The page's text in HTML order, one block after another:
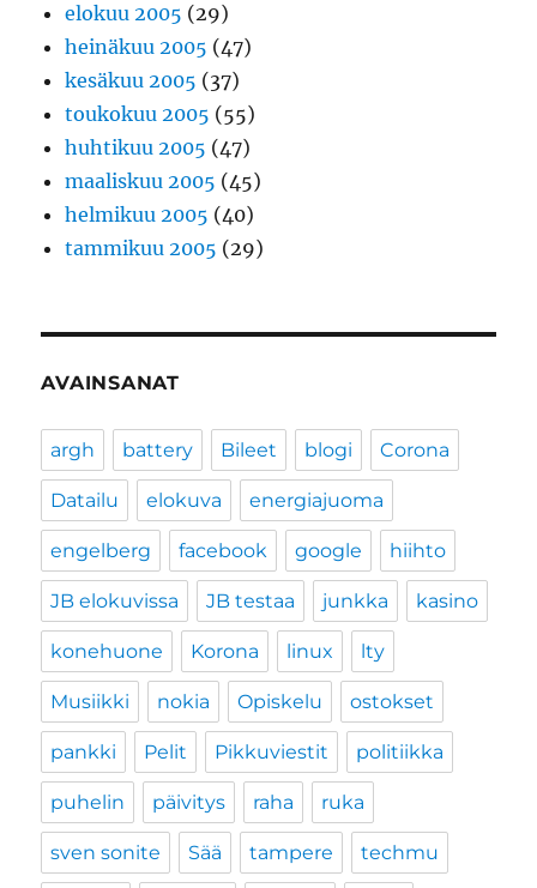
elokuu 2005 (29)
heinäkuu 2005 (47)
kesäkuu 2005 (37)
toukokuu 2005 (55)
huhtikuu 2005 (47)
maaliskuu 2005 (45)
helmikuu 2005 (40)
tammikuu 2005 (29)
AVAINSANAT
argh battery Bileet blogi Corona
Datailu elokuva energiajuoma
engelberg facebook google hiihto
JB elokuvissa JB testaa junkka kasino
konehuone Korona linux lty
Musiikki nokia Opiskelu ostokset
pankki Pelit Pikkuviestit politiikka
puhelin päivitys raha ruka
sven sonite Sää tampere techmu